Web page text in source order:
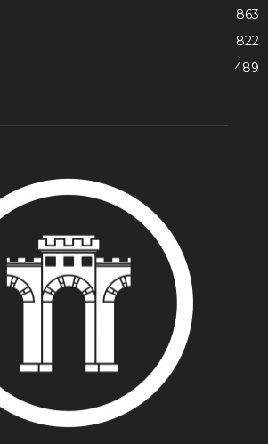
863
822
489